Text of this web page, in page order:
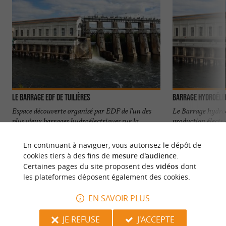
Le Barrage EDF de Tuilières
Espace découverte organisé par EDF de l'un des
plus vieux barrages hydroélectriques sur la
1,0 km - Saint Capraise de Lalinde
Barrage
Le Barrage
production
En continuant à naviguer, vous autorisez le dépôt de
cookies tiers à des fins de mesure d'audience.
Certaines pages du site proposent des vidéosdont
les plateformes déposent également des cookies.
EN SAVOIR PLUS
JE REFUSE
J'ACCEPTE